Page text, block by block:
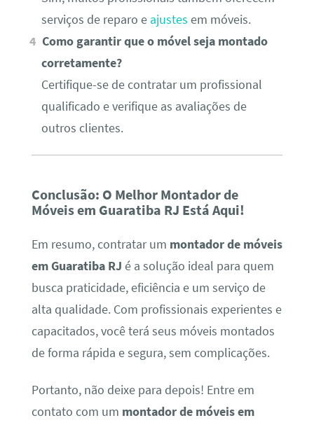
serviços de reparo e ajustes em móveis.
Como garantir que o móvel seja montado
corretamente?
Certifique-se de contratar um profissional
qualificado e verifique as avaliações de
outros clientes.
Conclusão: O Melhor Montador de
Móveis em Guaratiba RJ Está Aqui!
Em resumo, contratar um montador de móveis
em Guaratiba RJ é a solução ideal para quem
busca praticidade, eficiência e um serviço de
alta qualidade. Com profissionais experientes e
capacitados, você terá seus móveis montados
de forma rápida e segura, sem complicações.
Portanto, não deixe para depois! Entre em
contato com um montador de móveis em